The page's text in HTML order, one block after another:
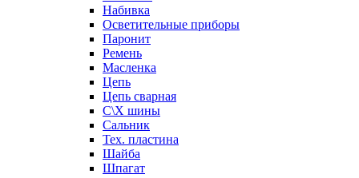
Набивка
Осветительные приборы
Паронит
Ремень
Масленка
Цепь
Цепь сварная
С\Х шины
Сальник
Тех. пластина
Шайба
Шпагат